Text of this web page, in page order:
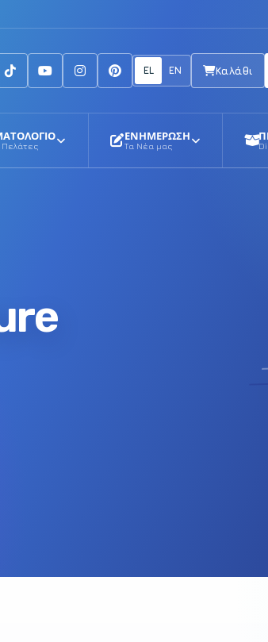
Tiktok Youtube InstagramPinterest
EL EN Καλάθι
Πελάτες
ΕΝΗΜΕΡΩΣΗ
Τα Νέα μας